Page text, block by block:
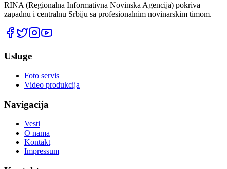
RINA (Regionalna Informativna Novinska Agencija) pokriva
zapadnu i centralnu Srbiju sa profesionalnim novinarskim timom.
Usluge
Foto servis
Video produkcija
Navigacija
Vesti
O nama
Kontakt
Impressum